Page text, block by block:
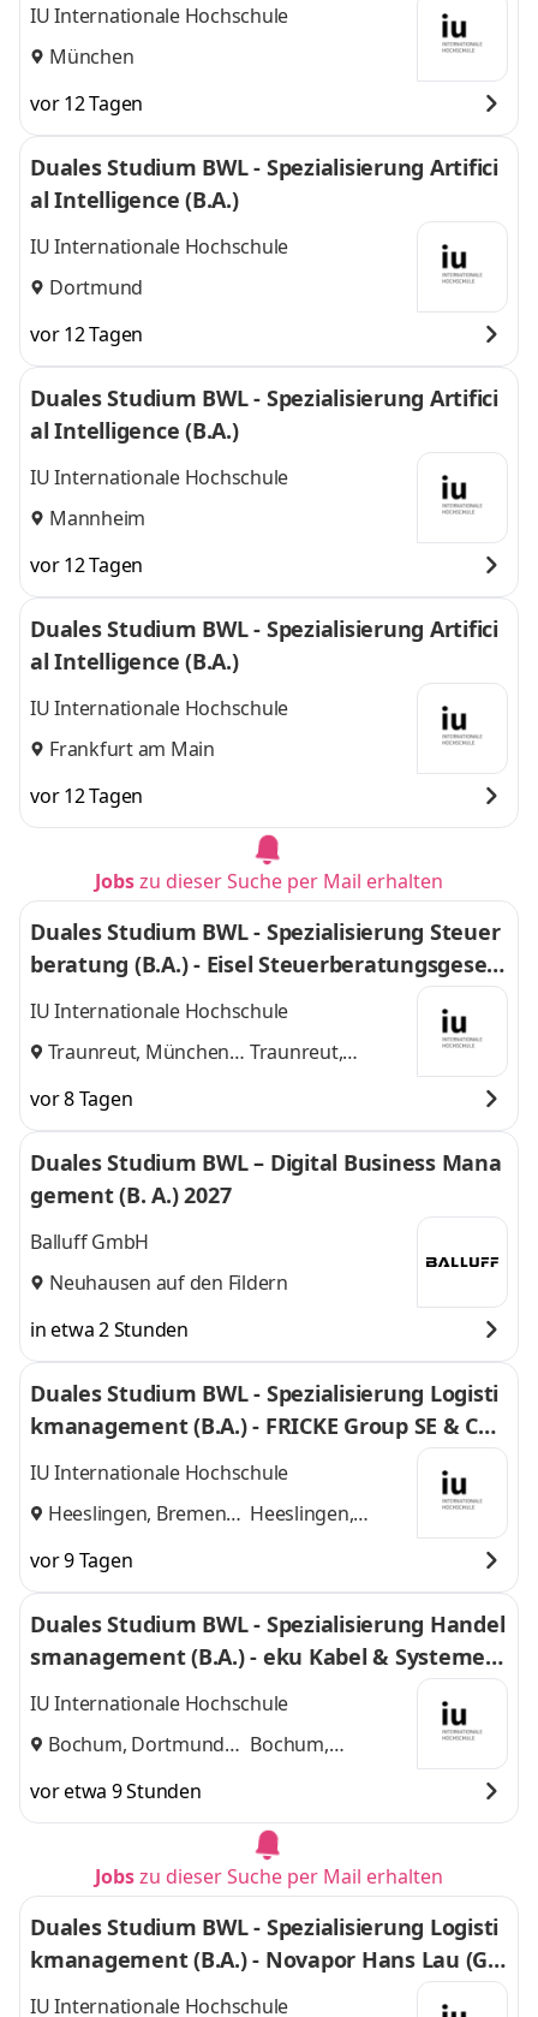
IU Internationale Hochschule
München
vor 12 Tagen
Duales Studium BWL - Spezialisierung Artifici
al Intelligence (B.A.)
IU Internationale Hochschule
Dortmund
vor 12 Tagen
Duales Studium BWL - Spezialisierung Artifici
al Intelligence (B.A.)
IU Internationale Hochschule
Mannheim
vor 12 Tagen
Duales Studium BWL - Spezialisierung Artifici
al Intelligence (B.A.)
IU Internationale Hochschule
Frankfurt am Main
vor 12 Tagen
Jobszu dieser Suche per Mail erhalten
Duales Studium BWL - Spezialisierung Steuer
beratung (B.A.) - Eisel Steuerberatungsgesell
schaft mbH & Co. KG
IU Internationale Hochschule
Traunreut, München
Traunreut,
vor 8 Tagen
Duales Studium BWL – Digital Business Mana
gement (B. A.) 2027
Balluff GmbH
Neuhausen auf den Fildern
in etwa 2 Stunden
Duales Studium BWL - Spezialisierung Logisti
kmanagement (B.A.) - FRICKE Group SE & Co.
KG
IU Internationale Hochschule
Heeslingen, Bremen
Heeslingen,
vor 9 Tagen
Duales Studium BWL - Spezialisierung Handel
smanagement (B.A.) - eku Kabel & Systeme G
mbH & Co. KG
IU Internationale Hochschule
Bochum, Dortmund
Bochum,
vor etwa 9 Stunden
Jobszu dieser Suche per Mail erhalten
Duales Studium BWL - Spezialisierung Logisti
kmanagement (B.A.) - Novapor Hans Lau (G
mbH & Co) KG
IU Internationale Hochschule